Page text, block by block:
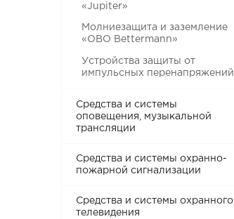
«Jupiter»
Молниезащита и заземление
«OBO Bettermann»
Устройства защиты от
импульсных перенапряжений
Средства и системы
оповещения, музыкальной
трансляции
Средства и системы охранно-
пожарной сигнализации
Средства и системы охранного
телевидения